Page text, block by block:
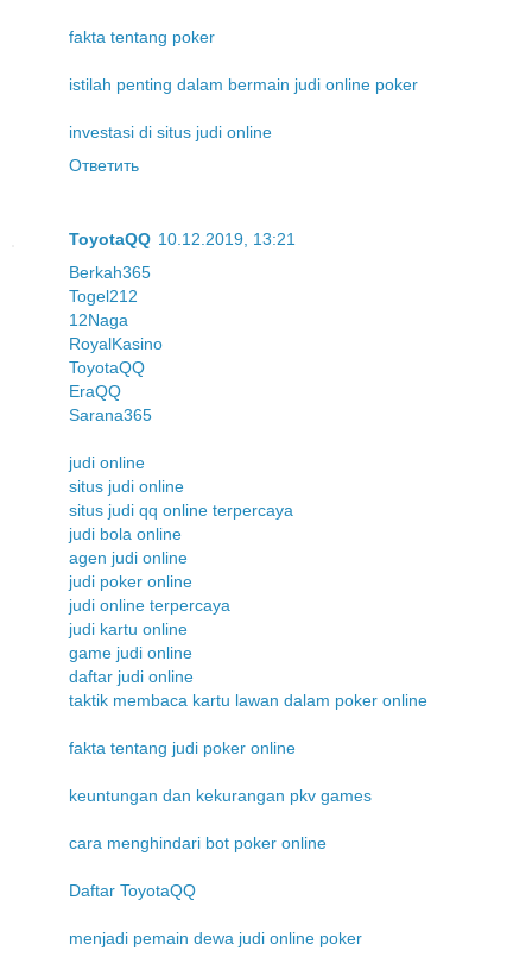
fakta tentang poker
istilah penting dalam bermain judi online poker
investasi di situs judi online
Ответить
ToyotaQQ 10.12.2019, 13:21
Berkah365
Togel212
12Naga
RoyalKasino
ToyotaQQ
EraQQ
Sarana365
judi online
situs judi online
situs judi qq online terpercaya
judi bola online
agen judi online
judi poker online
judi online terpercaya
judi kartu online
game judi online
daftar judi online
taktik membaca kartu lawan dalam poker online
fakta tentang judi poker online
keuntungan dan kekurangan pkv games
cara menghindari bot poker online
Daftar ToyotaQQ
menjadi pemain dewa judi online poker